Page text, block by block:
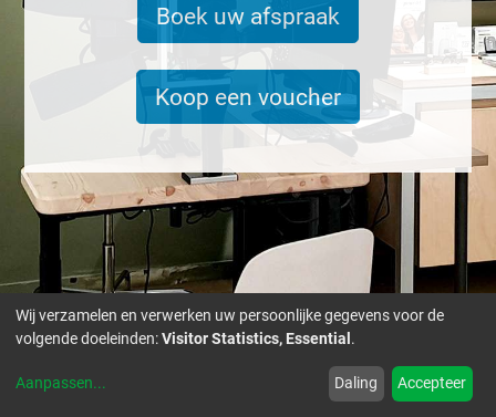
Boek uw afspraak
Koop een voucher
Wij verzamelen en verwerken uw persoonlijke gegevens voor de
volgende doeleinden:Visitor Statistics, Essential .
Aanpassen... Daling Accepteer